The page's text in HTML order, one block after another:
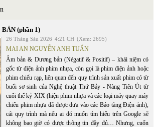
(phần 1)
26 Tháng Sáu 2026 4:21 CH (Xem: 2695)
MAI AN NGUYỄN ANH TUẤN
Âm bản & Dương bản (Négatif & Positif) – khái niệm có
gốc từ điện ảnh phim nhựa, còn gọi là phim điện ảnh hoặc
phim chiếu rạp, liên quan đến quy trình sản xuất phim có từ
buổi sơ sinh của Nghệ thuật Thứ Bảy - Nàng Tiên Út từ
cuối thế kỷ XIX (hiện phim nhựa và các loại máy quay máy
chiếu phim nhựa đã được đưa vào các Bảo tàng Điện ảnh),
cái quy trình mà nếu ai đó muốn tìm hiểu trên Google sẽ
không bao giờ có được thông tin đầy đủ… Nhưng, cuốn